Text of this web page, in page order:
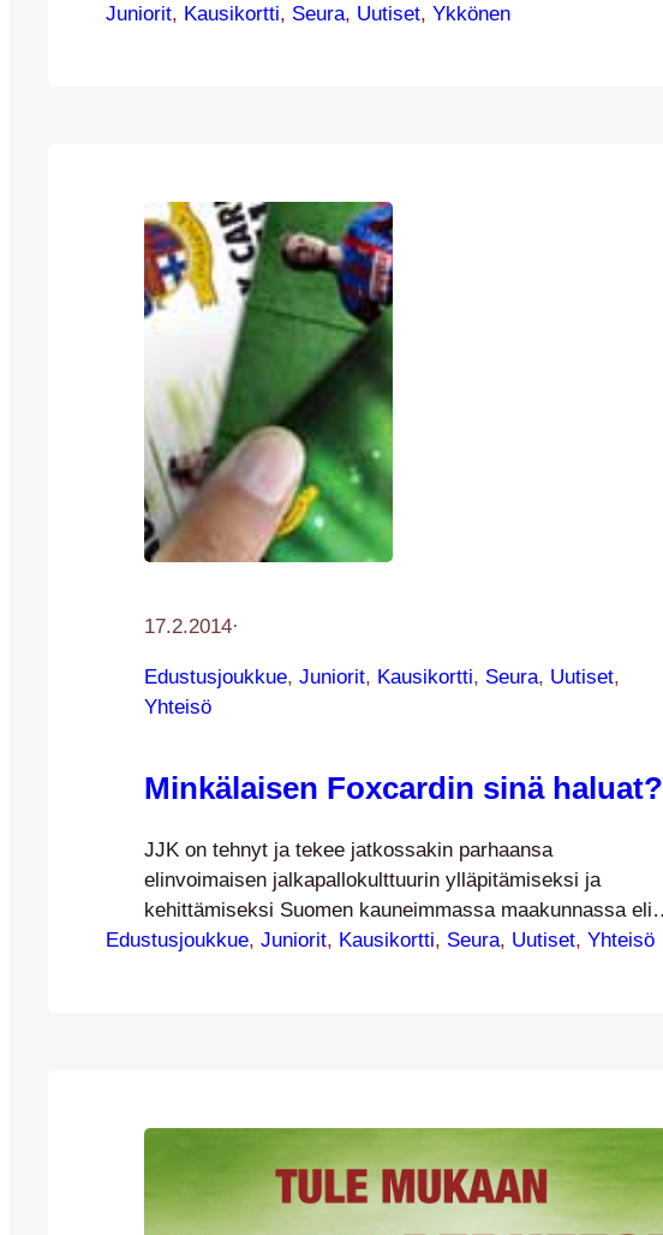
Paikan päällä tulee olemaan kaksi edustusjoukkueen
Juniorit, Kausikortti, Seura, Uutiset, Ykkönen
17.2.2014·
Edustusjoukkue, Juniorit, Kausikortti, Seura, Uutiset
Yhteisö
Minkälaisen Foxcardin sinä haluat?
JJK on tehnyt ja tekee jatkossakin parhaansa
elinvoimaisen jalkapallokulttuurin ylläpitämiseksi ja
kehittämiseksi Suomen kauneimmassa maakunnassa eli
Keski-Suomessa. Osana jalkapallokulttuurin ilosanomaa
Edustusjoukkue, Juniorit, Kausikortti, Seura, Uutiset, Yhteisö